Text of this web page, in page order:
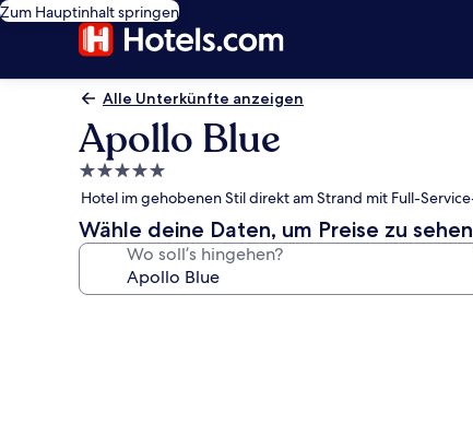
Zum Hauptinhalt springen
Alle Unterkünfte anzeigen
Apollo Blue
5.0-
Sterne-
Unterkunft
Hotel im gehobenen Stil direkt am Strand mit Full-
Wähle deine Daten, um Preise zu sehen
Wo soll’s hingehen?